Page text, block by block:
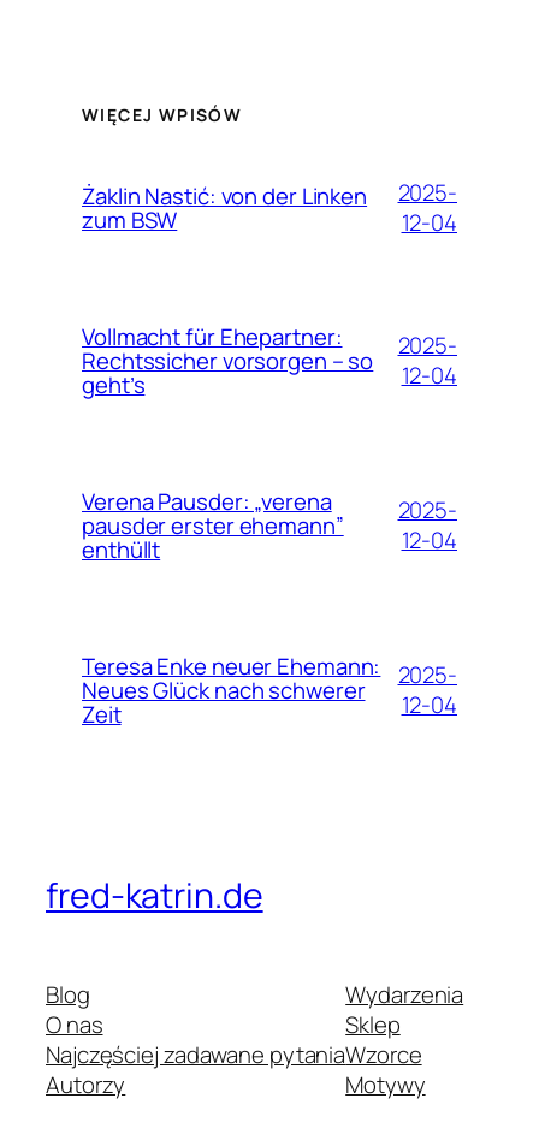
WIĘCEJ WPISÓW
Żaklin Nastić: von der Linken
zum BSW
2025-
12-04
Vollmacht für Ehepartner:
Rechtssicher vorsorgen – so
geht’s
2025-
12-04
Verena Pausder: „verena
pausder erster ehemann”
enthüllt
2025-
12-04
Teresa Enke neuer Ehemann:
Neues Glück nach schwerer
Zeit
2025-
12-04
fred-katrin.de
Blog
O nas
Najczęściej zadawane pytania
Autorzy
Wydarzenia
Sklep
Wzorce
Motywy